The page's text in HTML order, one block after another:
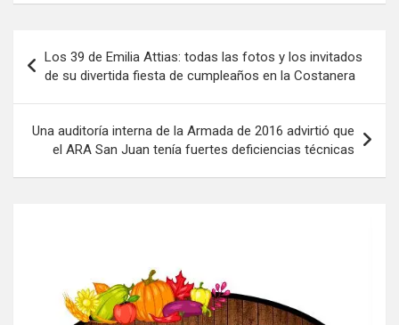
de
entradas
Los 39 de Emilia Attias: todas las fotos y los invitados
de su divertida fiesta de cumpleaños en la Costanera
Una auditoría interna de la Armada de 2016 advirtió que
el ARA San Juan tenía fuertes deficiencias técnicas